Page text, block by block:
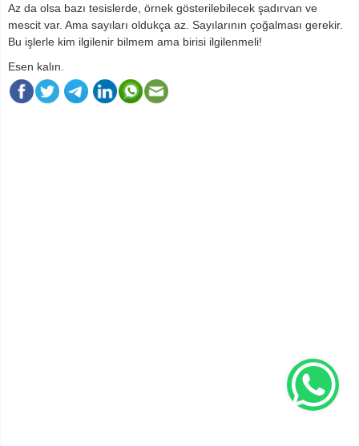
Az da olsa bazı tesislerde, örnek gösterilebilecek şadırvan ve
mescit var. Ama sayıları oldukça az. Sayılarının çoğalması gerekir.
Bu işlerle kim ilgilenir bilmem ama birisi ilgilenmeli!
Esen kalın.